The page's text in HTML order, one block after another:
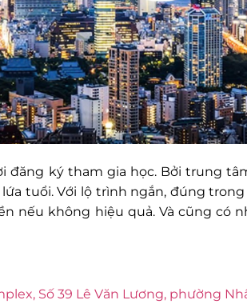
đăng ký tham gia học. Bởi trung
tuổi. Với lộ trình ngắn, đúng
nếu không hiệu quả. Và cũng có
Số 39 Lê Văn Lương, phường